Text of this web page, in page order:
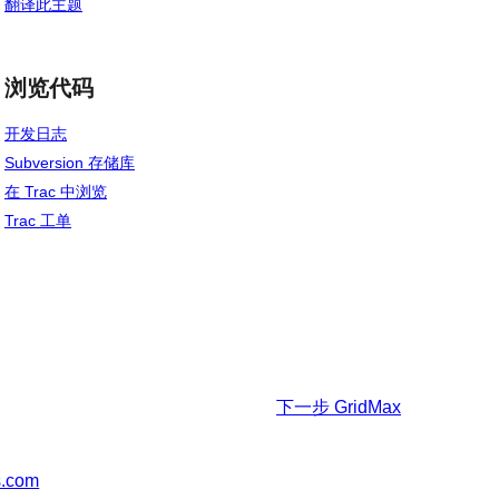
翻译此主题
浏览代码
开发日志
Subversion 存储库
在 Trac 中浏览
Trac 工单
下一步 GridMax